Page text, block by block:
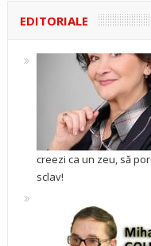
EDITORIALE
creezi ca un zeu, să
sclav!